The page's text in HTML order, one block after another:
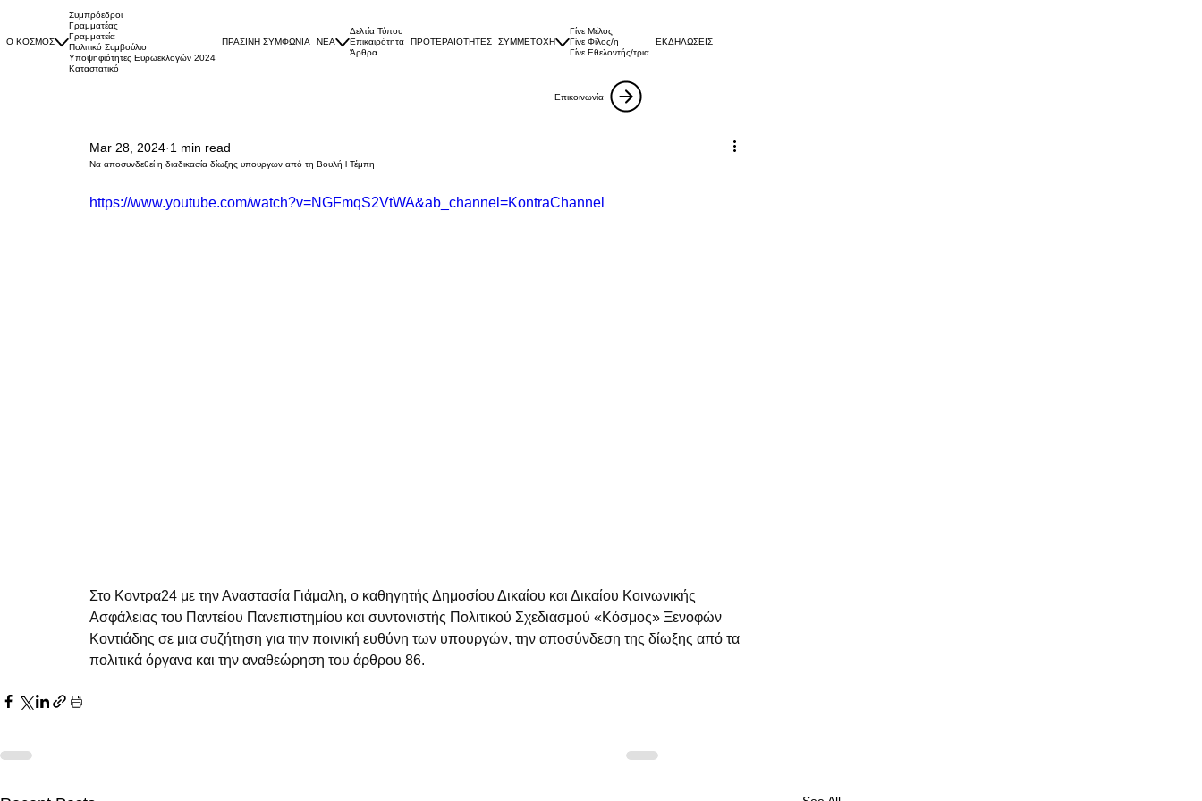
Ο ΚΟΣΜΟΣ
Συμπρόεδροι
Γραμματέας
Γραμματεία
Πολιτικό Συμβούλιο
Υποψηφιότητες Ευρωεκλογών 2024
Καταστατικό
ΠΡΑΣΙΝΗ ΣΥΜΦΩΝΙΑ ΝΕΑ
Δελτία Τύπου
Επικαιρότητα
Άρθρα
ΠΡΟΤΕΡΑΙΟΤΗΤΕΣ ΣΥΜΜΕΤΟΧΗ
Γίνε Μέλος
Γίνε Φίλος/η
Γίνε Εθελοντής/τρια
ΕΚΔΗΛΩΣΕΙΣ
Eπικοινωνία
Να αποσυνδεθεί η διαδικασία δίωξης υπουργων από τη Βουλή l Τέμπη
Mar 28, 2024 1 min read
https://www.youtube.com/watch?v=NGFmqS2VtWA&ab_channel=KontraChannel
Στο Κοντρα24 με την Αναστασία Γιάμαλη, ο καθηγητής Δημοσίου Δικαίου και Δικαίου Κοινωνικής
Ασφάλειας του Παντείου Πανεπιστημίου και συντονιστής Πολιτικού Σχεδιασμού «Κόσμος» Ξενοφών
Κοντιάδης σε μια συζήτηση για την ποινική ευθύνη των υπουργών, την αποσύνδεση της δίωξης από τα
πολιτικά όργανα και την αναθεώρηση του άρθρου 86.